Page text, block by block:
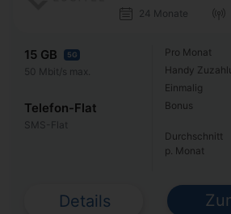
24 Monate
15 GB 5G
50 Mbit/s max.
Telefon-Flat
SMS-Flat
Pro Monat
Handy
Einmalig
Bonus
Durchschnitt
p. Monat
Details